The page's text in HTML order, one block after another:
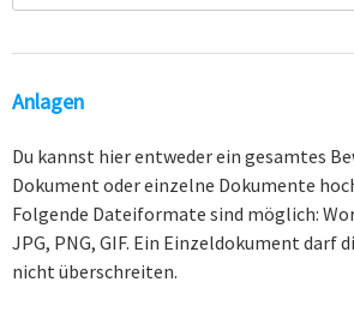
Anlagen
Du kannst hier entweder ein gesamtes
Dokument oder einzelne Dokumente
Folgende Dateiformate sind möglich:
JPG, PNG, GIF. Ein Einzeldokument darf
nicht überschreiten.